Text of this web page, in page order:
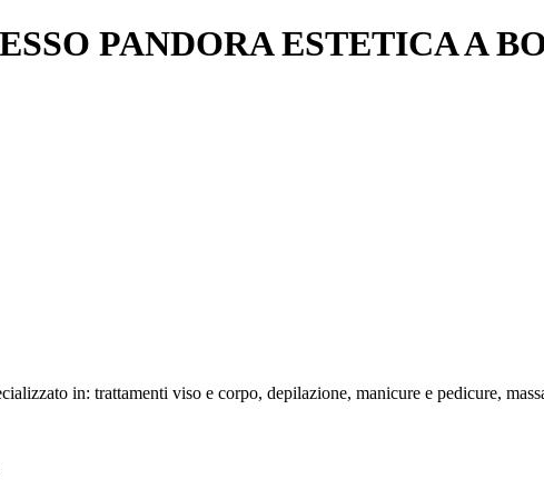
PANDORA ESTETICA A
in: trattamenti viso e corpo, depilazione, manicure e pedicure,